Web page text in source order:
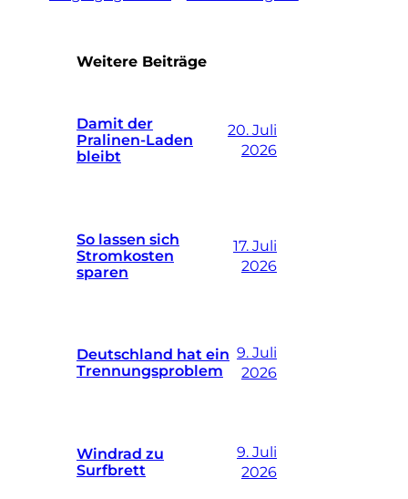
Weitere Beiträge
Damit der
Pralinen-Laden
bleibt
20. Juli
2026
So lassen sich
Stromkosten
sparen
17. Juli
2026
Deutschland hat ein
Trennungsproblem
9. Juli
2026
Windrad zu
Surfbrett
9. Juli
2026